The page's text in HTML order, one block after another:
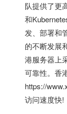
队提供了更
和
发、部署和
的不断发展
港服务器 上
可靠性。 香
https://
访问速度快!